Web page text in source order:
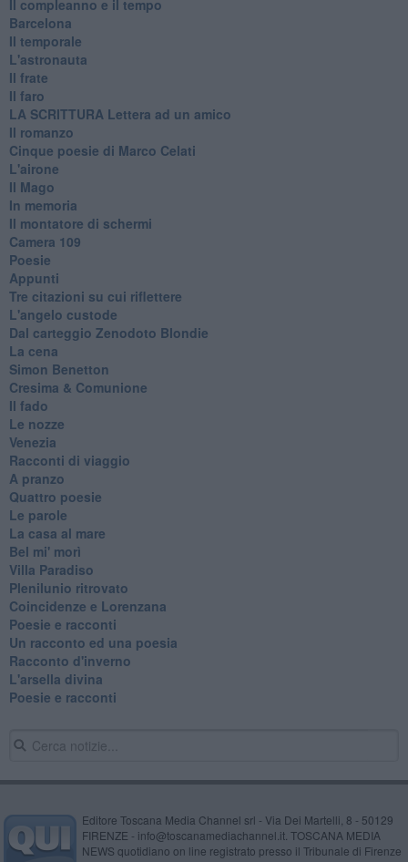
Il compleanno e il tempo
Barcelona
Il temporale
L'astronauta
Il frate
Il faro
​LA SCRITTURA Lettera ad un amico
Il romanzo
Cinque poesie di Marco Celati
L'airone
Il Mago
In memoria
Il montatore di schermi
Camera 109
Poesie
Appunti
Tre citazioni su cui riflettere
L'angelo custode
Dal carteggio Zenodoto Blondie
La cena
Simon Benetton
Cresima & Comunione
Il fado
Le nozze
Venezia
Racconti di viaggio
A pranzo
Quattro poesie
Le parole
La casa al mare
Bel mi' morì
Villa Paradiso
Plenilunio ritrovato
Coincidenze e Lorenzana
Poesie e racconti
Un racconto ed una poesia
Racconto d'inverno
​L'arsella divina
Poesie e racconti
Editore Toscana Media Channel srl - Via Dei Martelli, 8 - 50129
FIRENZE - info@toscanamediachannel.it. TOSCANA MEDIA
NEWS quotidiano on line registrato presso il Tribunale di Firenze